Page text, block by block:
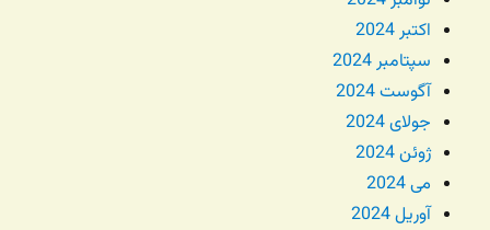
اکتبر 2024
سپتامبر 2024
آگوست 2024
جولای 2024
ژوئن 2024
می 2024
آوریل 2024